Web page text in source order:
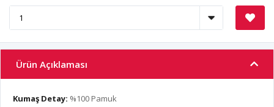
Ürün Açıklaması
Kumaş Detay: %100 Pamuk